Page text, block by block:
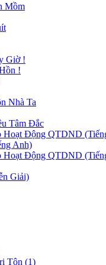
Mồm
Giờ !
!
Nhà Ta
Tâm Đắc
Hoạt Động QTDND
Anh)
Hoạt Động QTDND
Giải)
Tôn (1)